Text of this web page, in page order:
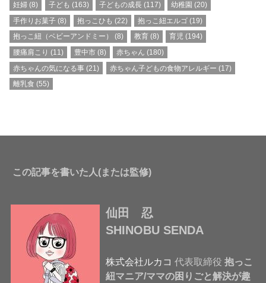
妊婦 (8) 子ども (163) 子どもの成長(117) 幼稚園 (20)
手作りお菓子 (8) 抱っこひも (22) 抱っこ紐エルゴ(19)
抱っこ紐（ベビーアンドミー）
(8) 教育(8) 育児 (194)
腰痛肩こり (11) 豊中市(8) 赤ちゃん (180)
赤ちゃんの気になる事 (21) 赤ちゃん子どもの食物アレルギー (17)
離乳食 (55)
この記事を書いた人(または監修)
仙田 忍
SHINOBU SENDA
株式会社ルカコ 代表取締役抱っこ
紐マニア/ママの困りごと解決が趣